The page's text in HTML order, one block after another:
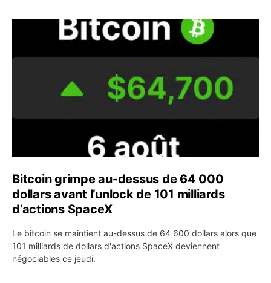
Bitcoin grimpe au-dessus de 64 000 dollars avant
Bitcoin grimpe au-dessus de 64 000
dollars avant l’unlock de 101 milliards
d’actions SpaceX
Le bitcoin se maintient au-dessus de 64 600 dollars alors que
101 milliards de dollars d'actions SpaceX deviennent
négociables ce jeudi.